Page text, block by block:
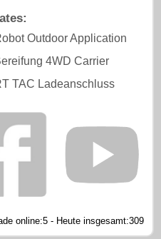
Outdoor Application
4WD Carrier
TAC Ladeanschluss
online:5 - Heute insgesamt:309